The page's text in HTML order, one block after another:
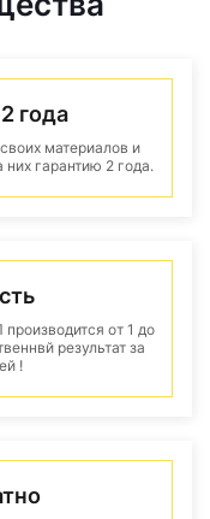
года
материалов и
гарантию 2 года.
от 1 до
результат за
!